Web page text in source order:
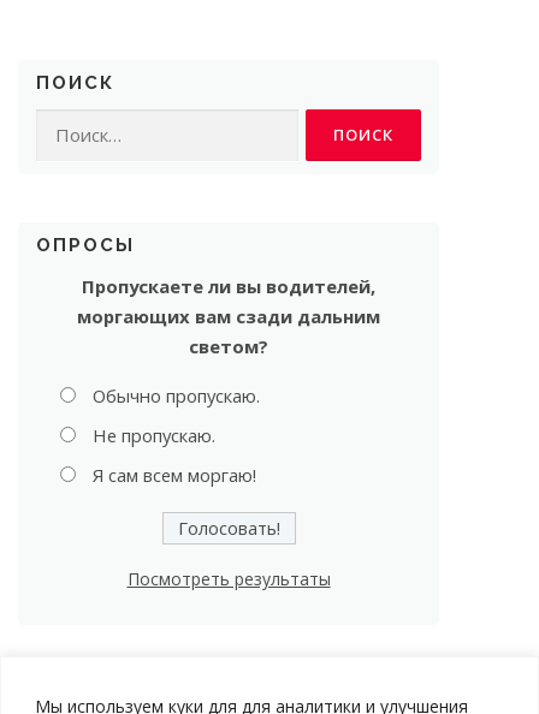
Мы используем куки для для аналитики и улучшения
ПОИСК
ОПРОСЫ
Пропускаете ли вы водителей,
моргающих вам сзади дальним
светом?
Обычно пропускаю.
Не пропускаю.
Я сам всем моргаю!
Посмотреть результаты